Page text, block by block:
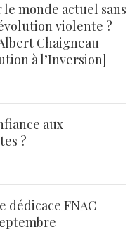
monde actuel sans
violente ?
Chaigneau
à l’Inversion]
aux
?
dédicace FNAC